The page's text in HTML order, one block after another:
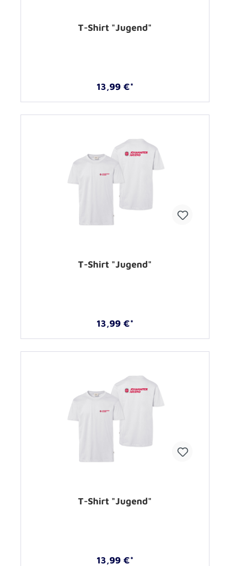
T-Shirt "Jugend"
13,99 €*
T-Shirt "Jugend"
13,99 €*
T-Shirt "Jugend"
13,99 €*